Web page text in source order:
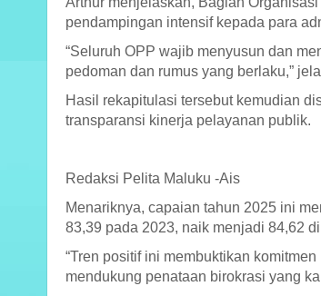
pendampingan intensif kepada para
“Seluruh OPP wajib menyusun dan
pedoman dan rumus yang berlaku,”
Hasil rekapitulasi tersebut kemudian
transparansi kinerja pelayanan publik.
Redaksi Pelita Maluku -Ais
Menariknya, capaian tahun 2025 ini
83,39 pada 2023, naik menjadi 84,62
“Tren positif ini membuktikan
mendukung penataan birokrasi yang